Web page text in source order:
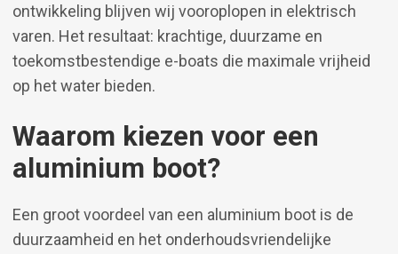
ontwikkeling blijven wij vooroplopen in elektrisch
varen. Het resultaat: krachtige, duurzame en
toekomstbestendige e-boats die maximale vrijheid
op het water bieden.
Waarom kiezen voor een
aluminium boot?
Een groot voordeel van een aluminium boot is de
duurzaamheid en het onderhoudsvriendelijke